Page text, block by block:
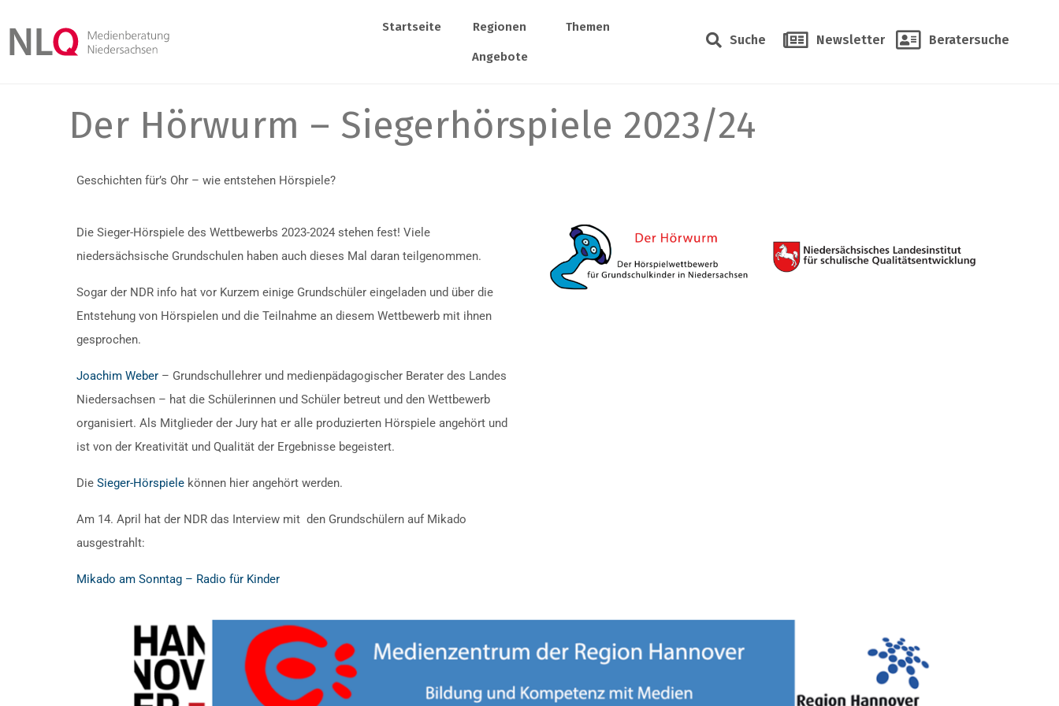
Startseite Regionen Themen
Angebote
Suche Newsletter Beratersuche
Der Hörwurm – Siegerhörspiele 2023/24
Geschichten für’s Ohr – wie entstehen Hörspiele?
Die Sieger-Hörspiele des Wettbewerbs 2023-2024 stehen fest! Viele
niedersächsische Grundschulen haben auch dieses Mal daran teilgenommen.
Sogar der NDR info hat vor Kurzem einige Grundschüler eingeladen und über die
Entstehung von Hörspielen und die Teilnahme an diesem Wettbewerb mit ihnen
gesprochen.
Joachim Weber – Grundschullehrer und medienpädagogischer Berater des Landes
Niedersachsen – hat die Schülerinnen und Schüler betreut und den Wettbewerb
organisiert. Als Mitglieder der Jury hat er alle produzierten Hörspiele angehört und
ist von der Kreativität und Qualität der Ergebnisse begeistert.
DieSieger-Hörspiele können hier angehört werden.
Am 14. April hat der NDR das Interview mit den Grundschülern auf Mikado
ausgestrahlt:
Mikado am Sonntag – Radio für Kinder